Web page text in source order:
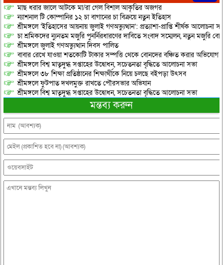
মাছ ধরার জালে আটকে মা/রা গেল বিশাল আকৃতির অজগর
ন্যাশনাল টি কোম্পানির ১২ চা বাগানের চা বিক্রয়ে নতুন ইতিহাস
শ্রীমঙ্গলে ‘ইতিহাসের আয়নায় জুলাই গণঅভ্যুত্থান’: প্রত্যাশা-প্রাপ্তি শীর্ষক আলোচনা
চা শ্রমিকদের ন্যুনতম মজুরি পুনর্নিরধারণের দাবিতে সংবাদ সম্মেলন, নতুন মজুরি
শ্রীমঙ্গলে জুলাই গণঅভ্যুত্থান দিবস পালিত
বাবার রেখে যাওয়া শতকোটি টাকার সম্পত্তি থেকে বোনদের বঞ্চিত করার অভিযোগ
শ্রীমঙ্গলে বিশ্ব মাতৃদুগ্ধ সপ্তাহের উদ্বোধন, সচেতনতা বৃদ্ধিতে আলোচনা সভা
শ্রীমঙ্গলে ৩৮ শিক্ষা প্রতিষ্ঠানের শিক্ষার্থীকে নিয়ে চলছে বইপড়া উৎসব
শ্রীমঙ্গলে ফুটপাত দখলমুক্ত রাখতে পৌরসভার অভিযান
শ্রীমঙ্গলে বিশ্ব মাতৃদুগ্ধ সপ্তাহের উদ্বোধন, সচেতনতা বৃদ্ধিতে আলোচনা সভা
মন্তব্য করুন